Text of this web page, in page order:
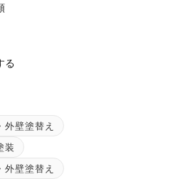
る
外壁塗替え
装
外壁塗替え